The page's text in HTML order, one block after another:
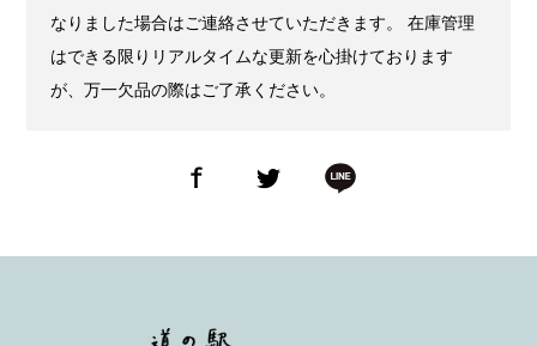
なりました場合はご連絡させていただきます。 在庫管理
はできる限りリアルタイムな更新を心掛けております
が、万一欠品の際はご了承ください。